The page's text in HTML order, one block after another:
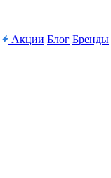
Акции Блог Бренды